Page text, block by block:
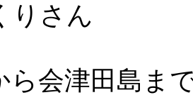
りさん
ら会津田島ま